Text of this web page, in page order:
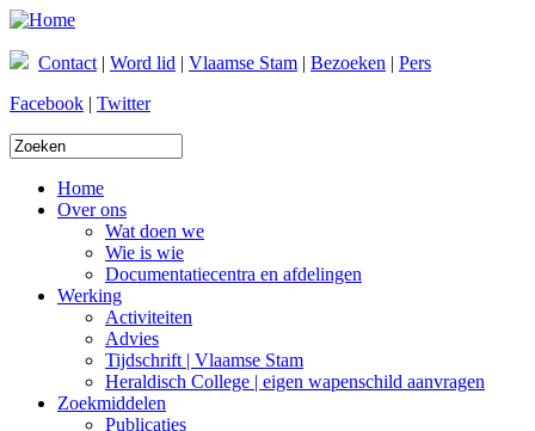
Overslaan en naar de inhoud gaan
Contact | Word lid | Vlaamse Stam | Bezoeken | Pers
Facebook | Twitter
Home
Over ons
Wat doen we
Wie is wie
Documentatiecentra en afdelingen
Werking
Activiteiten
Advies
Tijdschrift | Vlaamse Stam
Heraldisch College | eigen wapenschild aanvragen
Zoekmiddelen
Publicaties